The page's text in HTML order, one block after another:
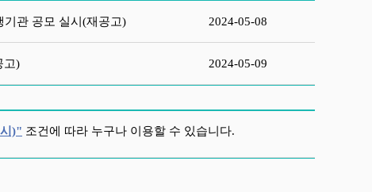
기관 공모 실시(재공고) 2024-05-08
고) 2024-05-09
)" 조건에 따라 누구나 이용할 수 있습니다.